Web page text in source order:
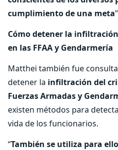
cumplimiento de una meta
Cómo detener la
en las FFAA y Gendarmería
Matthei también fue
detener la infiltración del
Fuerzas Armadas y
existen métodos para
vida de los funcionarios.
“También se utiliza para